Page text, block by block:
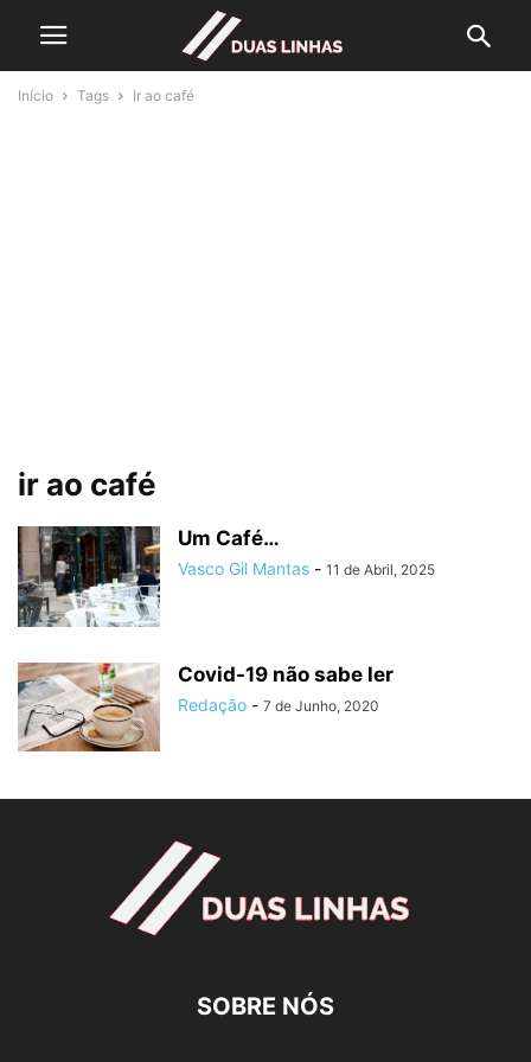
Início Tags Ir ao café
ir ao café
Um Café…
Vasco Gil Mantas - 11 de Abril, 2025
Covid-19 não sabe ler
Redação - 7 de Junho, 2020
SOBRE NÓS